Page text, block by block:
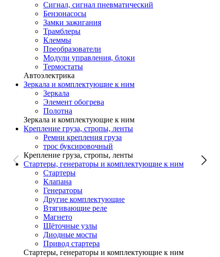
Сигнал, сигнал пневматический
Бензонасосы
Замки зажигания
Трамблеры
Клеммы
Преобразователи
Модули управления, блоки
Термостаты
Автоэлектрика
Зеркала и комплектующие к ним
Зеркала
Элемент обогрева
Полотна
Зеркала и комплектующие к ним
Крепление груза, стропы, ленты
Ремни крепления груза
трос буксировочный
Крепление груза, стропы, ленты
Стартеры, генераторы и комплектующие к ним
Стартеры
Клапана
Генераторы
Другие комплектующие
Втягивающие реле
Магнето
Щёточные узлы
Диодные мосты
Привод стартера
Стартеры, генераторы и комплектующие к ним